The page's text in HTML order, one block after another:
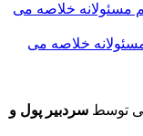
خلاصه می
توسط سردبیر پول و